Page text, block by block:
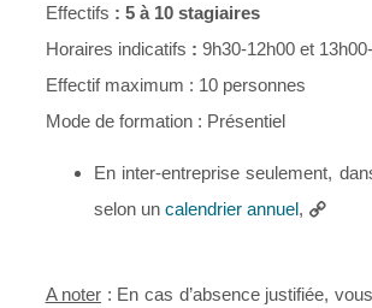
Effectifs : 5 à 10 stagiaires
Horaires indicatifs : 9h30-12h00 et
Effectif maximum : 10 personnes
Mode de formation : Présentiel
En inter-entreprise seulement,
selon un calendrier annuel,
A noter : En cas d’absence justifiée,